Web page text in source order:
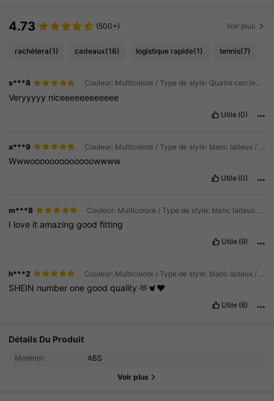
4.73 (500+) Voir plus
rachètera(1) cadeaux(16) logistique rapide(1) tennis(7)
s***8 Couleur: Multicolore / Type de style: Quatre cercles (noirs) / Taille: Taille Unique
Veryyyyy niceeeeeeeeeeee
Utile (0)
a***9
Wwwooooooooooooowwww
Utile (0)
m***8
I love it amazinggoodfitting
Utile (9)
h***2
SHEIN numberonegoodquality🫶🫀❤️
Utile (8)
Détails Du Produit
Matériel: ABS
Voir plus
4.84